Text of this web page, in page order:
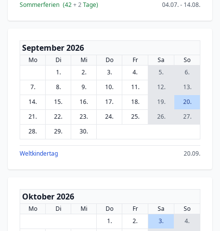
Sommerferien (42+ 2Tage) 04.07. - 14.08.
September 2026
Mo Di Mi Do Fr Sa
So
1.
2. 3. 4. 5.
6.
7.
8. 9. 10. 11. 12.
13.
14.
15. 16. 17. 18. 19.
20.
21.
22. 23. 24. 25. 26.
27.
28.
29. 30.
Weltkindertag 20.09.
Oktober 2026
Mo Di Mi Do Fr Sa
So
1.
2. 3.
4.